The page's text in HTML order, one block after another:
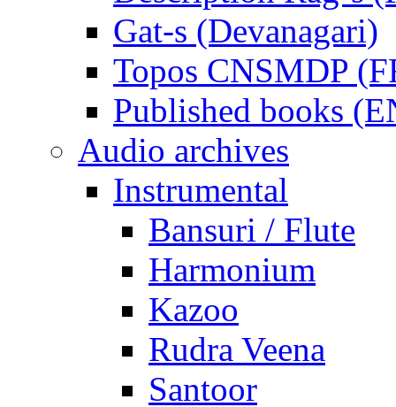
Gat-s (Devanagari)
Topos CNSMDP
Published books
Audio archives
Instrumental
Bansuri / Flute
Harmonium
Kazoo
Rudra Veena
Santoor